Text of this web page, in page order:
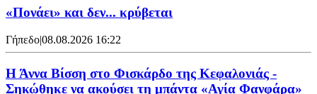
«Πονάει» και δεν... κρύβεται
Γήπεδο|08.08.2026 16:22
Η Άννα Βίσση στο Φισκάρδο της Κεφαλονιάς -
Σηκώθηκε να ακούσει τη μπάντα «Αγία Φανφάρα»